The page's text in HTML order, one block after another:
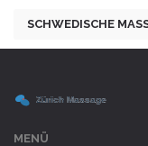
SCHWEDISCHE
MENÜ